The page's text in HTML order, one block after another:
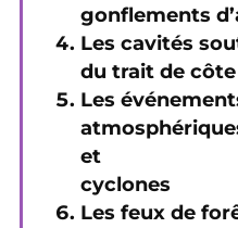
gonflements
Les cavités
du trait de côte
Les
et
cyclones
Les feux de